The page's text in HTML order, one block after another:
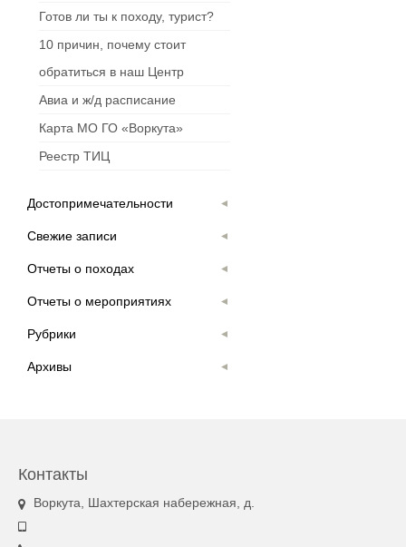
Готов ли ты к походу, турист?
10 причин, почему стоит
обратиться в наш Центр
Авиа и ж/д расписание
Карта МО ГО «Воркута»
Реестр ТИЦ
Достопримечательности
Свежие записи
Отчеты о походах
Отчеты о мероприятиях
Рубрики
Архивы
Контакты
Воркута, Шахтерская набережная, д.